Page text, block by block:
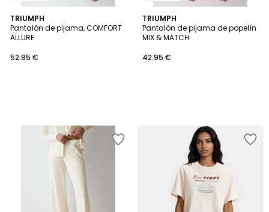
TRIUMPH
Pantalón de pijama, COMFORT
ALLURE
52.95 €
TRIUMPH
Pantalón de pijama de popelín
MIX & MATCH
42.95 €